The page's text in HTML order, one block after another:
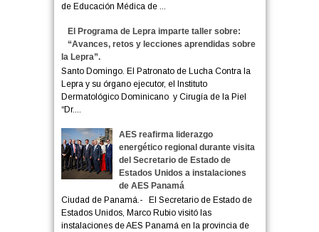
de Educación Médica de ...
El Programa de Lepra imparte taller sobre:
“Avances, retos y lecciones aprendidas sobre
la Lepra”.
Santo Domingo. El Patronato de Lucha Contra la
Lepra y su órgano ejecutor, el Instituto
Dermatológico Dominicano y Cirugía de la Piel
“Dr....
AES reafirma liderazgo
energético regional durante visita
del Secretario de Estado de
Estados Unidos a instalaciones
de AES Panamá
Ciudad de Panamá.- El Secretario de Estado de
Estados Unidos, Marco Rubio visitó las
instalaciones de AES Panamá en la provincia de